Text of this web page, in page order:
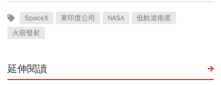
SpaceX 東印度公司 NASA
低軌道衛星
火箭發射
延伸閱讀